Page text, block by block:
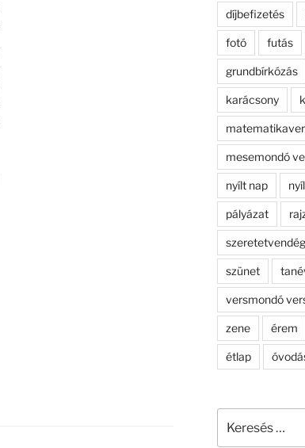
díjbefizetés
fotó futás
grundbírkózás
karácsony
mesemondó
nyílt nap
pályázat
szünet
versmondó
zene érem
étlap